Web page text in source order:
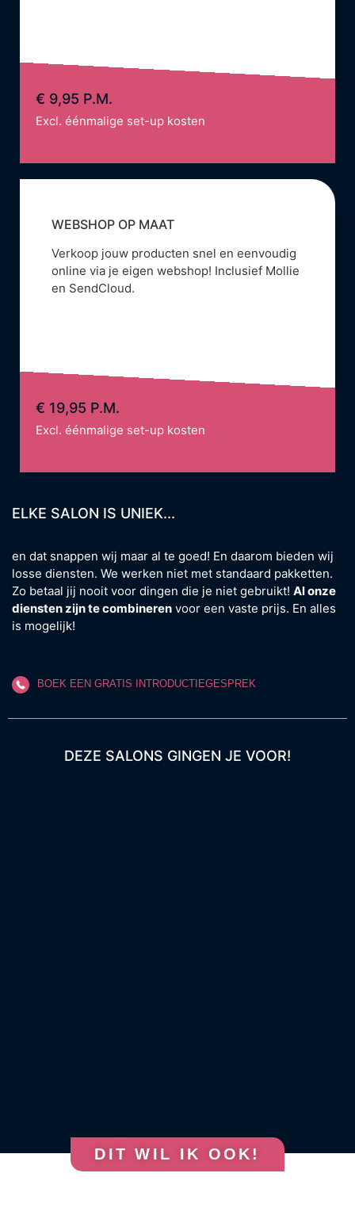
€ 9,95 P.M.
Excl. éénmalige set-up kosten
WEBSHOP OP MAAT
Verkoop jouw producten snel en eenvoudig
online via je eigen webshop! Inclusief Mollie
en SendCloud.
€ 19,95 P.M.
Excl. éénmalige set-up kosten
ELKE SALON IS UNIEK...
en dat snappen wij maar al te goed! En daarom bieden wij
losse diensten. We werken niet met standaard pakketten.
Zo betaal jij nooit voor dingen die je niet gebruikt! Al onze
diensten zijn te combineren voor een vaste prijs. En alles
is mogelijk!
BOEK EEN GRATIS INTRODUCTIEGESPREK
DEZE SALONS GINGEN JE VOOR!
DIT WIL IK OOK!